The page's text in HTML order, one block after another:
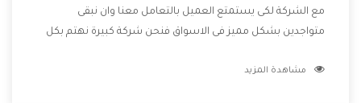
مع الشركة لكى يستمتع العميل بالتعامل معنا وان نبقى
متواجدين بشكل مميز فى الاسواق فنحن شركة كبيرة نهتم بكل
الشركة بها والتى تكون منها خدمة الصيانة التى تكون من أهم
مشاهدة المزيد